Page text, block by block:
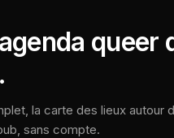
queer
la carte des lieux autour
sans compte.